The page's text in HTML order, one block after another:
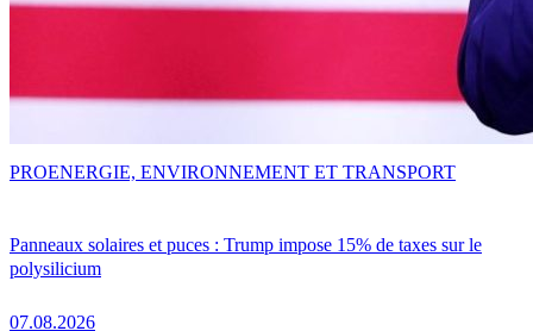
Panneaux solaires et puces : Trump impose 15% de taxes sur le
polysilicium
07.08.2026
PROENERGIE, ENVIRONNEMENT ET TRANSPORT